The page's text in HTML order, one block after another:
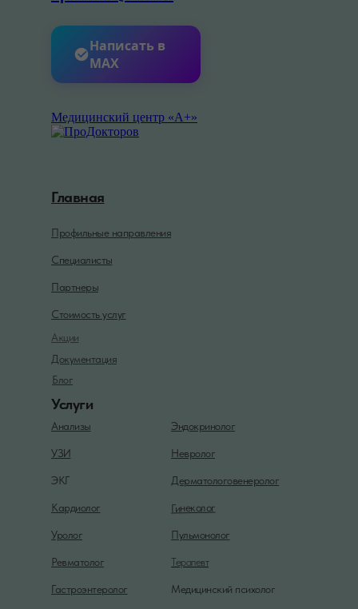
Услуги
Акции
Документация
Блог
Уролог
Кардиолог
ЭКГ
УЗИ
Анализы
Медицинский психолог
Ревматолог
Пульмонолог
Гинеколог
Дерматологовенеролог
Невролог
Эндокринолог
Гастроэнтеролог
Терапевт
Стоимость услуг
Партнеры
Специалисты
Профильные направления
Главная
Медицинский центр «А+»
Написать в
MAX